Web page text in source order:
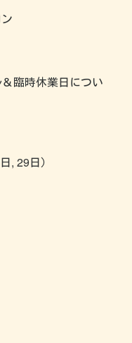
臨時休業日につい
, 29日）